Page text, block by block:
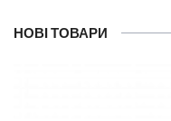
НОВІ ТОВАРИ